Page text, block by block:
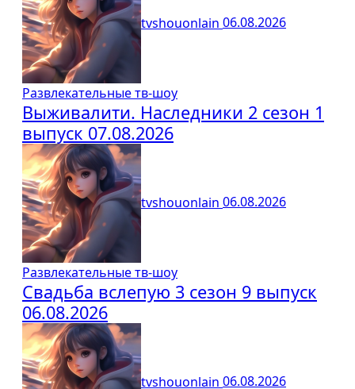
tvshouonlain 06.08.2026
Развлекательные тв-шоу
Выживалити. Наследники 2 сезон 1
выпуск 07.08.2026
tvshouonlain 06.08.2026
Развлекательные тв-шоу
Свадьба вслепую 3 сезон 9 выпуск
06.08.2026
tvshouonlain 06.08.2026